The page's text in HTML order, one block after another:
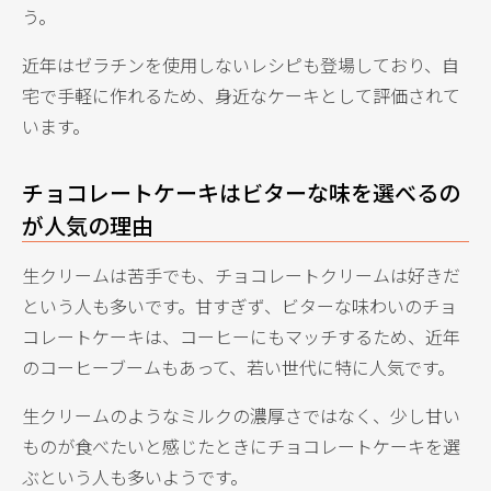
う。
近年はゼラチンを使用しないレシピも登場しており、自
宅で手軽に作れるため、身近なケーキとして評価されて
います。
チョコレートケーキはビターな味を選べるの
が人気の理由
生クリームは苦手でも、チョコレートクリームは好きだ
という人も多いです。甘すぎず、ビターな味わいのチョ
コレートケーキは、コーヒーにもマッチするため、近年
のコーヒーブームもあって、若い世代に特に人気です。
生クリームのようなミルクの濃厚さではなく、少し甘い
ものが食べたいと感じたときにチョコレートケーキを選
ぶという人も多いようです。